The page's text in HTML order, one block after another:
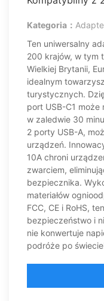
Kategoria：
Ten uniwersalny
200 krajów, w tym
Wielkiej Brytanii,
idealnym
turystycznych.
port USB-C1 może
w zaledwie 30
2 porty USB-A,
urządzeń.
10A chroni
zwarciem,
bezpiecznika.
materiałów
FCC, CE i RoHS,
bezpieczeństwo i
nie konwertuje
podróże po